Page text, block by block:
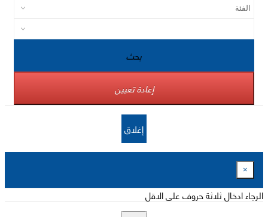
بحث
إعادة تعيين
إغلاق
×
الرجاء ادخال ثلاثة حروف على الاقل